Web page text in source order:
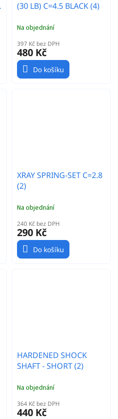
(30 LB) C=4.5 BLACK (4)
Na objednání
397 Kč bez DPH
480 Kč
Do košíku
XRAY SPRING-SET C=2.8
(2)
Na objednání
240 Kč bez DPH
290 Kč
Do košíku
HARDENED SHOCK
SHAFT - SHORT (2)
Na objednání
364 Kč bez DPH
440 Kč